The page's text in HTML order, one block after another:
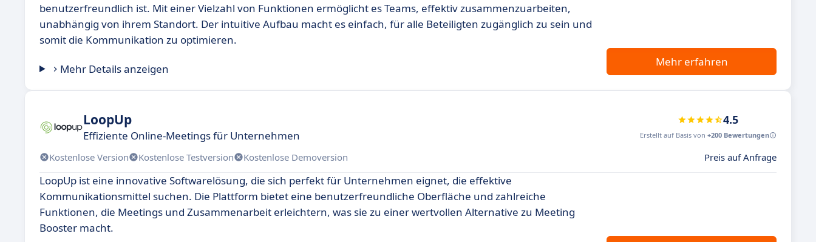
benutzerfreundlich ist. Mit einer Vielzahl von Funktionen ermöglicht es Teams, effektiv zusammenzuarbeiten,
unabhängig von ihrem Standort. Der intuitive Aufbau macht es einfach, für alle Beteiligten zugänglich zu sein und
somit die Kommunikation zu optimieren.
Mehr Details anzeigen
Mehr erfahren
LoopUp
Effiziente Online-Meetings für Unternehmen
4.5
Erstellt auf Basis von +200 Bewertungen
Kostenlose Version Kostenlose Testversion Kostenlose Demoversion Preis auf Anfrage
LoopUp ist eine innovative Softwarelösung, die sich perfekt für Unternehmen eignet, die effektive
Kommunikationsmittel suchen. Die Plattform bietet eine benutzerfreundliche Oberfläche und zahlreiche
Funktionen, die Meetings und Zusammenarbeit erleichtern, was sie zu einer wertvollen Alternative zu Meeting
Booster macht.